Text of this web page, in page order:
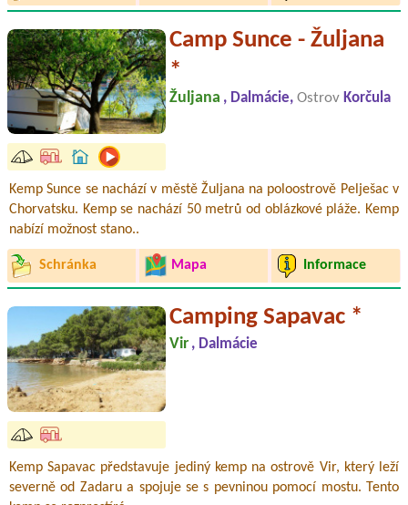
Camp Sunce - Žuljana
*
Žuljana , Dalmácie, Ostrov Korčula
Kemp Sunce se nachází v městě Žuljana na poloostrově Pelješac v
Chorvatsku. Kemp se nachází 50 metrů od oblázkové pláže. Kemp
nabízí možnost stano..
Schránka Mapa Informace
Camping Sapavac *
Vir , Dalmácie
Kemp Sapavac představuje jediný kemp na ostrově Vir, který leží
severně od Zadaru a spojuje se s pevninou pomocí mostu. Tento